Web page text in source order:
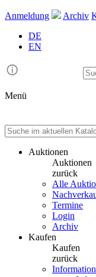
Anmeldung Archiv
DE
EN
Menü
Auktionen
Auktionen
zurück
Alle
Termine
Login
Archiv
Kaufen
Kaufen
zurück